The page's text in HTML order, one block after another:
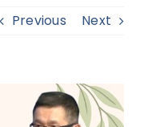
Previous Next